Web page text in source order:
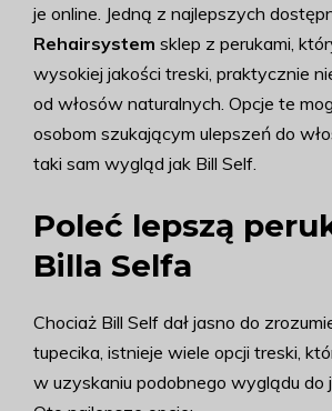
je online. Jedną z najlepszych
Rehairsystem sklep z perukami,
wysokiej jakości treski, praktycznie
od włosów naturalnych. Opcje te
osobom szukającym ulepszeń do
taki sam wygląd jak Bill Self.
Poleć lepszą
Billa Selfa
Chociaż Bill Self dał jasno do
tupecika, istnieje wiele opcji treski,
w uzyskaniu podobnego wyglądu do